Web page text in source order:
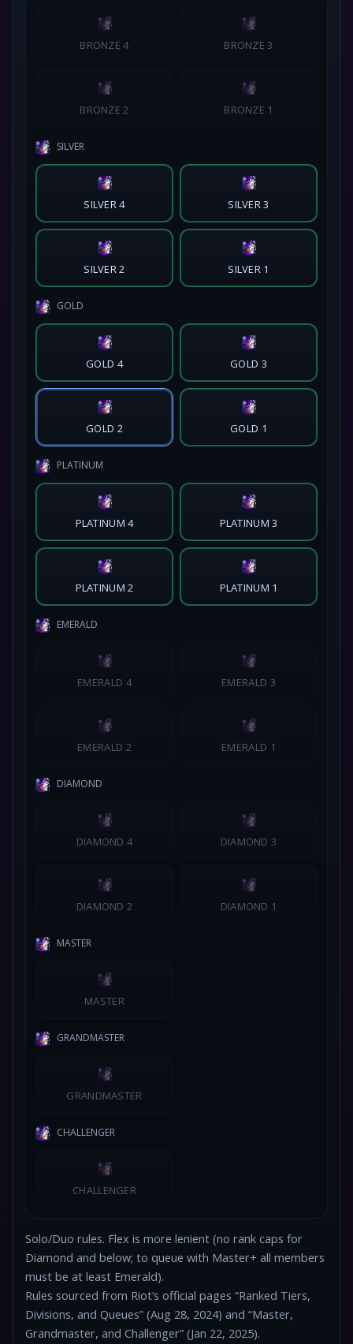
BRONZE 4 BRONZE 3
BRONZE 2 BRONZE 1
SILVER
SILVER 4 SILVER 3
SILVER 2 SILVER 1
GOLD
GOLD 4 GOLD 3
GOLD 2 GOLD 1
PLATINUM
PLATINUM 4 PLATINUM 3
PLATINUM 2 PLATINUM 1
EMERALD
EMERALD 4 EMERALD 3
EMERALD 2 EMERALD 1
DIAMOND
DIAMOND 4 DIAMOND 3
DIAMOND 2 DIAMOND 1
MASTER
MASTER
GRANDMASTER
GRANDMASTER
CHALLENGER
CHALLENGER
Solo/Duo rules. Flex is more lenient (no rank caps for
Diamond and below; to queue with Master+ all members
must be at least Emerald).
Rules sourced from Riot’s official pages “Ranked Tiers,
Divisions, and Queues” (Aug 28, 2024) and “Master,
Grandmaster, and Challenger” (Jan 22, 2025).